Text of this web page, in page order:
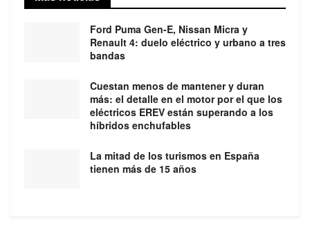
Ford Puma Gen-E, Nissan Micra y
Renault 4: duelo eléctrico y urbano a tres
bandas
Cuestan menos de mantener y duran
más: el detalle en el motor por el que los
eléctricos EREV están superando a los
híbridos enchufables
La mitad de los turismos en España
tienen más de 15 años